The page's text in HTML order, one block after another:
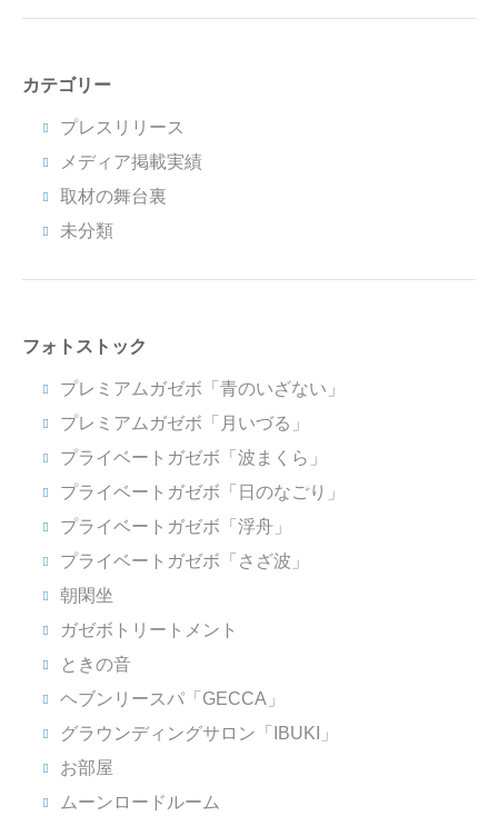
カテゴリー
プレスリリース
メディア掲載実績
取材の舞台裏
未分類
フォトストック
プレミアムガゼボ「青のいざない」
プレミアムガゼボ「月いづる」
プライベートガゼボ「波まくら」
プライベートガゼボ「日のなごり」
プライベートガゼボ「浮舟」
プライベートガゼボ「さざ波」
朝閑坐
ガゼボトリートメント
ときの音
ヘブンリースパ「GECCA」
グラウンディングサロン「IBUKI」
お部屋
ムーンロードルーム